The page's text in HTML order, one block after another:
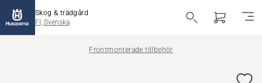
Skog & trädgård
FI, Svenska
Frontmonterade tillbehör